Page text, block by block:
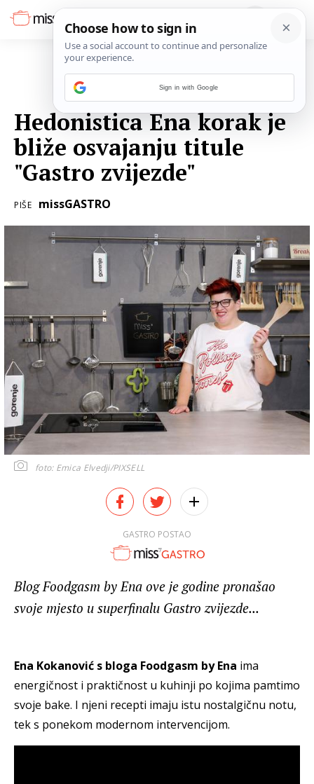
Hedonistica Ena korak je
bliže osvajanju titule
"Gastro zvijezde"
PIŠE missGASTRO
foto: Emica Elvedji/PIXSELL
GASTRO POSTAO
Blog Foodgasm by Ena ove je godine pronašao
svoje mjesto u superfinalu Gastro zvijezde...
Ena Kokanović s bloga Foodgasm by Ena ima
energičnost i praktičnost u kuhinji po kojima pamtimo
svoje bake. I njeni recepti imaju istu nostalgičnu notu,
tek s ponekom modernom intervencijom.
Sign in with Google